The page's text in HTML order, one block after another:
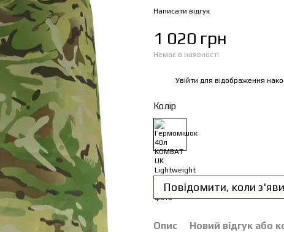
Написати відгук
1 020 грн
Немає в наявності
Увійти для відображення
Колір
Повідомити, коли
Опис Новий відгук або